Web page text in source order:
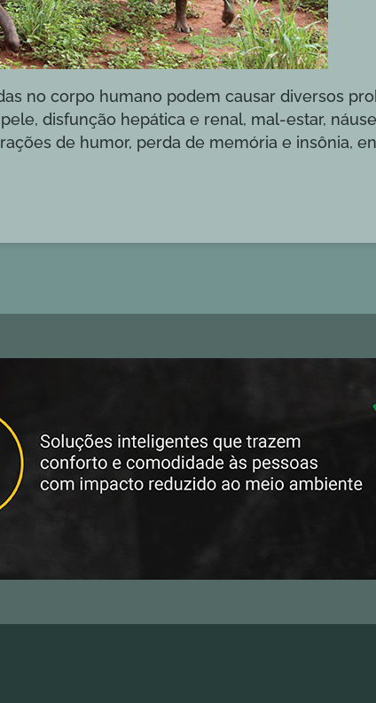
no corpo humano podem causar diversos
disfunção hepática e renal, mal-estar,
de humor, perda de memória e insônia,